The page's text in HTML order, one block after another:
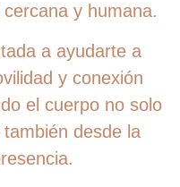
y humana.
a ayudarte a
y conexión
el cuerpo no solo
desde la